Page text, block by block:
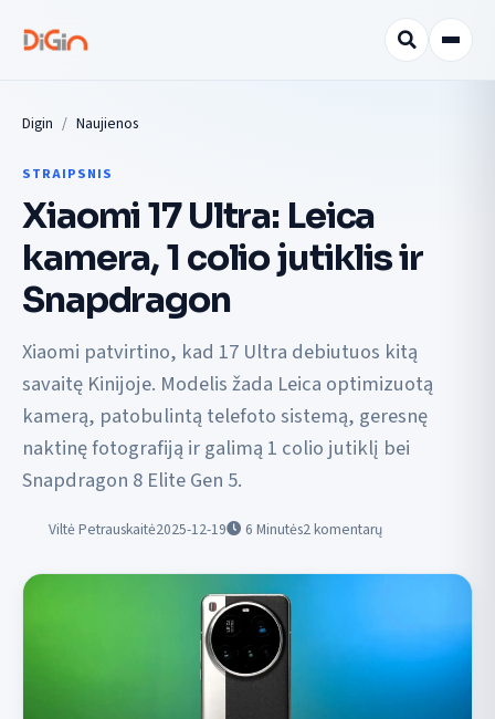
Digin Naujienos
STRAIPSNIS
Xiaomi 17 Ultra: Leica
kamera, 1 colio jutiklis ir
Snapdragon
Xiaomi patvirtino, kad 17 Ultra debiutuos kitą
savaitę Kinijoje. Modelis žada Leica optimizuotą
kamerą, patobulintą telefoto sistemą, geresnę
naktinę fotografiją ir galimą 1 colio jutiklį bei
Snapdragon 8 Elite Gen 5.
Viltė Petrauskaitė2025-12-19 6 Minutės2 komentarų